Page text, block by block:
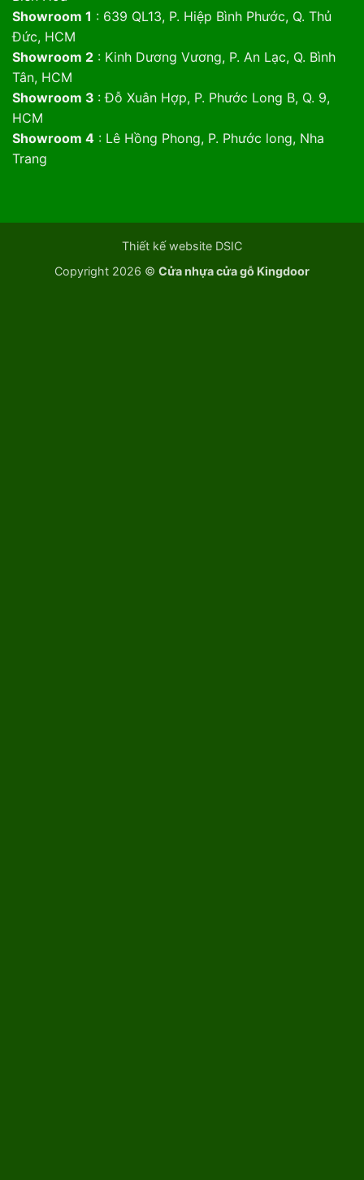
Showroom 1 : 639 QL13, P. Hiệp Bình Phước, Q. Thủ
Đức, HCM
Showroom 2: Kinh Dương Vương, P. An Lạc, Q. Bình
Tân, HCM
Showroom 3 : Đỗ Xuân Hợp, P. Phước Long B, Q. 9,
HCM
Showroom 4: Lê Hồng Phong, P. Phước long, Nha
Trang
Thiết kế website DSIC
Copyright 2026 © Cửa nhựa cửa gỗ Kingdoor